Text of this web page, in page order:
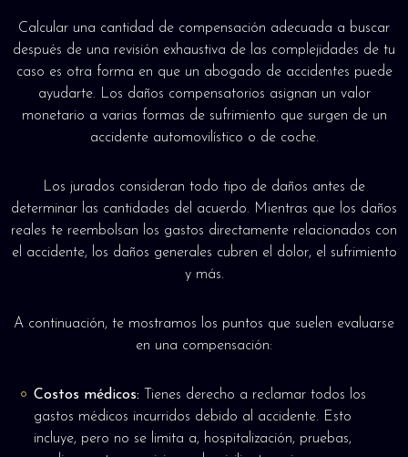
Calcular una cantidad de compensación adecuada a buscar
después de una revisión exhaustiva de las complejidades de tu
caso es otra forma en que un abogado de accidentes puede
ayudarte. Los daños compensatorios asignan un valor
monetario a varias formas de sufrimiento que surgen de un
accidente automovilístico o de coche.
Los jurados consideran todo tipo de daños antes de
determinar las cantidades del acuerdo. Mientras que los daños
reales te reembolsan los gastos directamente relacionados con
el accidente, los daños generales cubren el dolor, el sufrimiento
y más.
A continuación, te mostramos los puntos que suelen evaluarse
en una compensación:
Costos médicos: Tienes derecho a reclamar todos los
gastos médicos incurridos debido al accidente. Esto
incluye, pero no se limita a, hospitalización, pruebas,